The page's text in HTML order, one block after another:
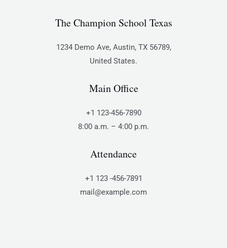
The Champion School Texas​
1234 Demo Ave, Austin, TX 56789,
United States.
Main Office
+1 123-456-7890
8:00 a.m. – 4:00 p.m.
Attendance
+1 123 -456-7891
mail@example.com